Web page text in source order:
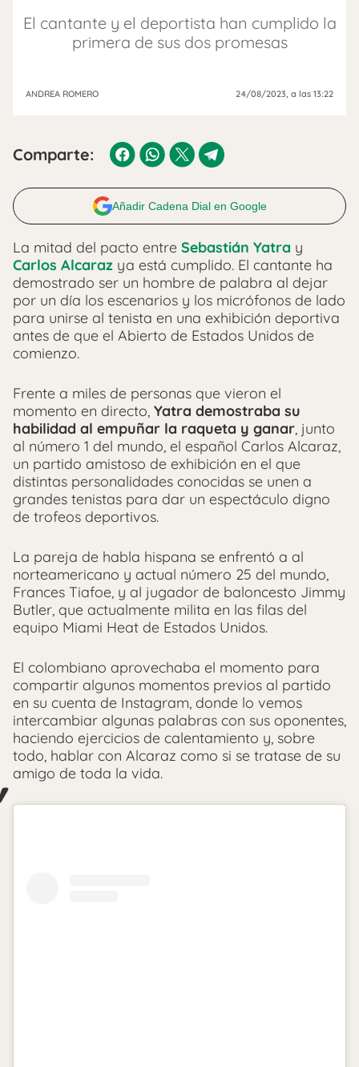
El cantante y el deportista han cumplido la
primera de sus dos promesas
ANDREA ROMERO 24/08/2023, a las 13:22
Comparte:
Añadir Cadena Dial en Google
La mitad del pacto entre Sebastián Yatra y
Carlos Alcaraz ya está cumplido. El cantante ha
demostrado ser un hombre de palabra al dejar
por un día los escenarios y los micrófonos de lado
para unirse al tenista en una exhibición deportiva
antes de que el Abierto de Estados Unidos de
comienzo.
Frente a miles de personas que vieron el
momento en directo, Yatra demostraba su
habilidad al empuñar la raqueta y ganar, junto
al número 1 del mundo, el español Carlos Alcaraz,
un partido amistoso de exhibición en el que
distintas personalidades conocidas se unen a
grandes tenistas para dar un espectáculo digno
de trofeos deportivos.
La pareja de habla hispana se enfrentó a al
norteamericano y actual número 25 del mundo,
Frances Tiafoe, y al jugador de baloncesto Jimmy
Butler, que actualmente milita en las filas del
equipo Miami Heat de Estados Unidos.
El colombiano aprovechaba el momento para
compartir algunos momentos previos al partido
en su cuenta de Instagram, donde lo vemos
intercambiar algunas palabras con sus oponentes,
haciendo ejercicios de calentamiento y, sobre
todo, hablar con Alcaraz como si se tratase de su
amigo de toda la vida.